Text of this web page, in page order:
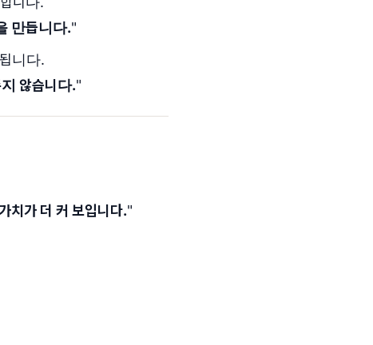
만듭니다."
니다.
않습니다."
치가 더 커 보입니다."